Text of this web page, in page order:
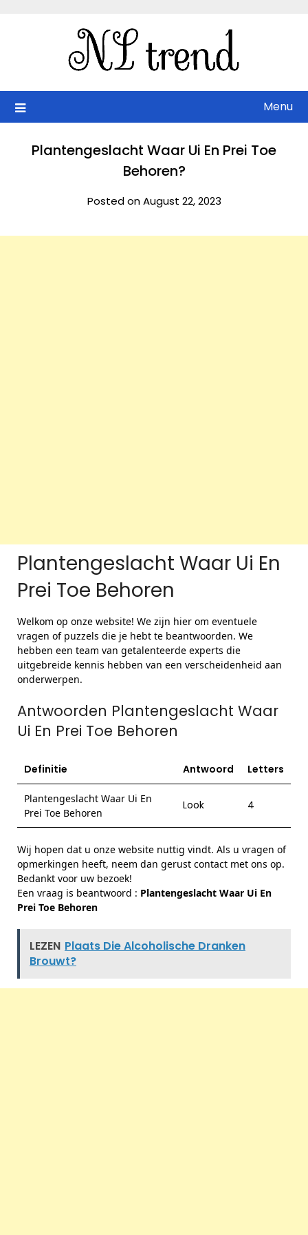
Menu
Plantengeslacht Waar Ui En Prei Toe
Behoren?
Posted on August 22, 2023
Plantengeslacht Waar Ui En
Prei Toe Behoren
Welkom op onze website! We zijn hier om eventuele
vragen of puzzels die je hebt te beantwoorden. We
hebben een team van getalenteerde experts die
uitgebreide kennis hebben van een verscheidenheid aan
onderwerpen.
Antwoorden Plantengeslacht Waar
Ui En Prei Toe Behoren
Definitie Antwoord Letters
Plantengeslacht Waar Ui En
Prei Toe Behoren
Look 4
Wij hopen dat u onze website nuttig vindt. Als u vragen of
opmerkingen heeft, neem dan gerust contact met ons op.
Bedankt voor uw bezoek!
Een vraag is beantwoord : Plantengeslacht Waar Ui En
Prei Toe Behoren
LEZEN Plaats Die Alcoholische Dranken
Brouwt?